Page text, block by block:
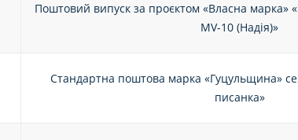
Поштовий випуск за проєктом «Власна марка»
MV-10 (Надія)»
Стандартна поштова марка «Гуцульщина»
писанка»